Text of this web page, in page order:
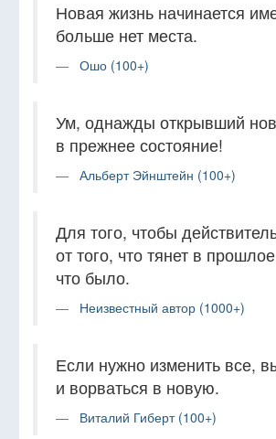
Новая жизнь начинается
больше нет места.
Ошо (100+)
Ум, однажды открывший
в прежнее состояние!
Альберт Эйнштейн (100+)
Для того, чтобы
от того, что тянет в
что было.
Неизвестный автор (1000+)
Если нужно изменить все,
и ворваться в новую.
Виталий Гиберт (100+)